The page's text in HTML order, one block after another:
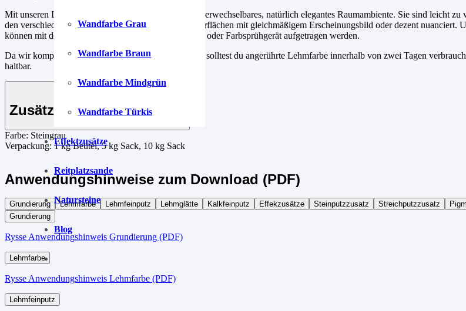
Wandfarbe Grau
Wandfarbe Braun
Wandfarbe Mindgrün
Wandfarbe Türkis
Effektzusätze
Reitplatzsande
Natursteine
Blog
Mit unseren Lehmstreichputzen kreierst du dir ein unverwechselbares, natürlich elegantes Raumambiente. Sie sind leicht
den verschiedenen Auftragstechniken schaffst du Oberflächen mit gleichmäßigem Erscheinungsbild oder dezent nuanciert.
können mit der Rolle, Schwamm, Lasurbürste, Pinsel, oder Farbsprühgerät aufgetragen werden.
Da wir komplett auf Konservierungsstoffe verzichten, solltest du angerührte Lehmfarbe innerhalb von zwei Tagen
haltbar.
Zusätzliche Informationen
Farbe: Steingrau
Verpackung: 1 kg Beutel, 5 kg Sack, 10 kg Sack
Anwendungshinweise zum Download (PDF)
Grundierung Lehmfarbe Lehmfeinputz Lehmglätte Kalkfeinputz Effekzusätze Steinputzzusatz Streichputzzusatz
Grundierung
Rysse Anwendungshinweis Grundierung (PDF)
Lehmfarbe
Rysse Anwendungshinweis Lehmfarbe (PDF)
Lehmfeinputz